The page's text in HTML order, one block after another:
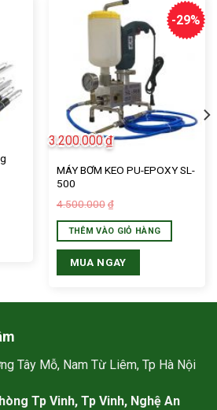
-29%
MÁY BƠM KEO PU-EPOXY SL-
500
4.500.000 ₫
3.200.000₫
THÊM VÀO GIỎ HÀNG
MUA NGAY
khách
cảm hứng
quá trình
thiết kế
成分的比
效果更被
減肥藥 比
，本人對
Tây Mỗ, Nam Từ Liêm, Tp Hà Nội
Tp Vinh, Tp Vinh, Nghệ An